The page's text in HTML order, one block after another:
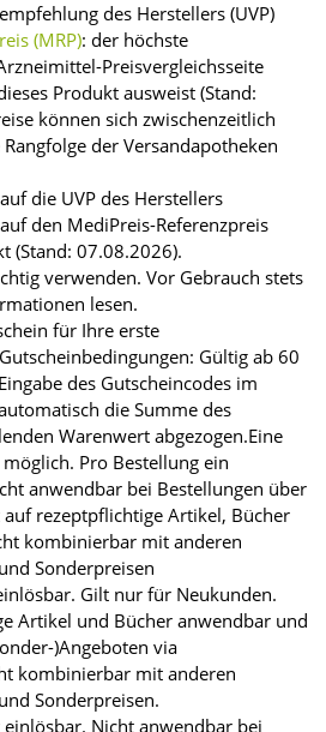
des Herstellers (UVP)
(MRP): der höchste
Preisvergleichsseite
Produkt ausweist (Stand:
können sich zwischenzeitlich
der Versandapotheken
die UVP des Herstellers
den MediPreis-Referenzpreis
(Stand: 07.08.2026).
verwenden. Vor Gebrauch stets
lesen.
für Ihre erste
Gültig ab 60
des Gutscheincodes im
die Summe des
Warenwert abgezogen.Eine
Pro Bestellung ein
anwendbar bei Bestellungen über
rezeptpflichtige Artikel, Bücher
kombinierbar mit anderen
Sonderpreisen
Gilt nur für Neukunden.
Artikel und Bücher anwendbar und
)Angeboten via
kombinierbar mit anderen
Sonderpreisen.
Nicht anwendbar bei